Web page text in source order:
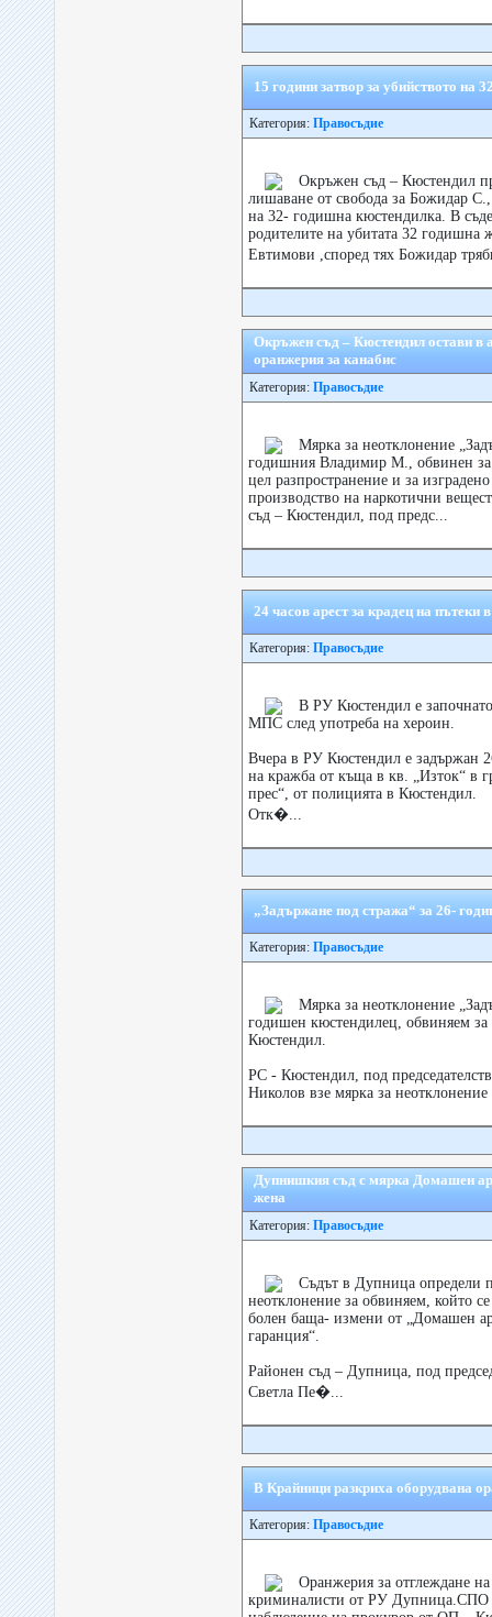
15 години затвор за убийството на
Категория: Правосъдие
Окръжен съд – Кюстендил
лишаване от свобода за Божидар
на 32- годишна кюстендилка. В
родителите на убитата 32
Евтимови ,според тях Божидар
Окръжен съд – Кюстендил остави в
оранжерия за канабис
Категория: Правосъдие
Мярка за неотклонение
годишния Владимир М., обвинен за
цел разпространение и за
производство на наркотични
съд – Кюстендил, под предс...
24 часов арест за крадец на пътеки
Категория: Правосъдие
В РУ Кюстендил е
МПС след употреба на хероин.
Вчера в РУ Кюстендил е задържан
на кражба от къща в кв. „Изток“ в
прес“, от полицията в Кюстендил.
Отк�...
„Задържане под стража“ за 26-
Категория: Правосъдие
Мярка за неотклонение
годишен кюстендилец, обвиняем
Кюстендил.
РС - Кюстендил, под
Николов взе мярка за
Дупнишкия съд с мярка Домашен
жена
Категория: Правосъдие
Съдът в Дупница определи
неотклонение за обвиняем, който
болен баща- измени от „Домашен
гаранция“.
Районен съд – Дупница, под
Светла Пе�...
В Крайници разкриха оборудвана
Категория: Правосъдие
Oранжерия за отглеждане
криминалисти от РУ Дупница.СПО